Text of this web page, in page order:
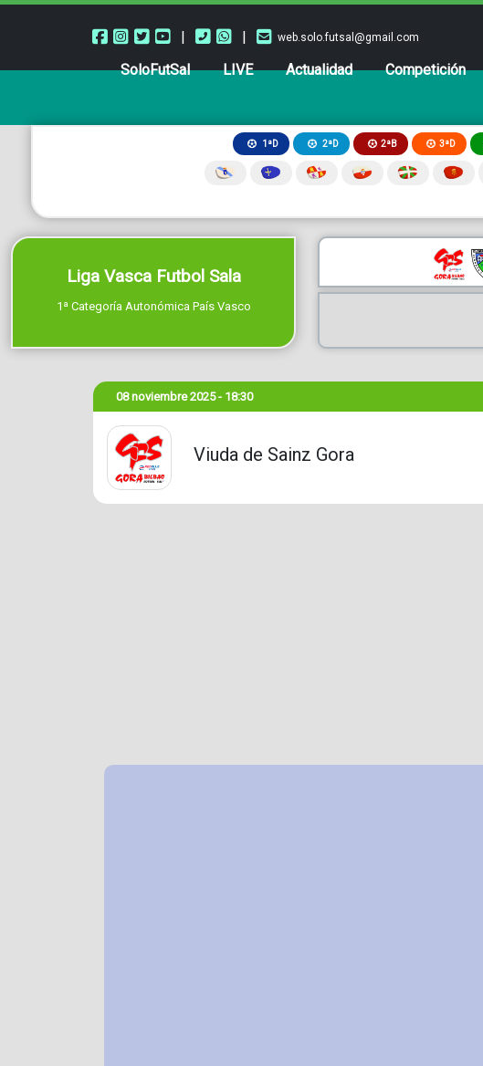
| | web.solo.futsal@gmail.com
SoloFutSal LIVE Actualidad Competición
1ªD 2ªD 2ªB 3ªD
Liga Vasca Futbol Sala
1ª Categoría Autonómica País Vasco
08 noviembre 2025 - 18:30
Viuda de Sainz Gora